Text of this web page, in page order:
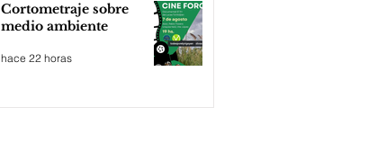
Cortometraje sobre
medio ambiente
hace 22 horas